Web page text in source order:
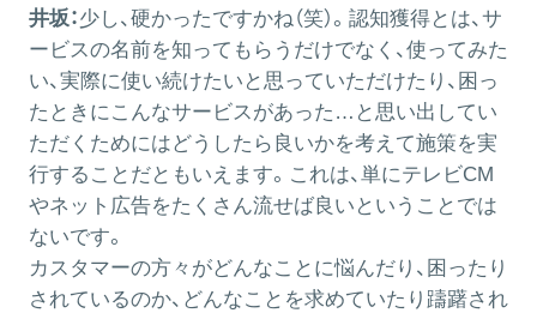
井坂：少し、硬かったですかね（笑）。認知獲得とは、サ
ービスの名前を知ってもらうだけでなく、使ってみた
い、実際に使い続けたいと思っていただけたり、困っ
たときにこんなサービスがあった…と思い出してい
ただくためにはどうしたら良いかを考えて施策を実
行することだともいえます。これは、単にテレビCM
やネット広告をたくさん流せば良いということでは
ないです。
カスタマーの方々がどんなことに悩んだり、困ったり
されているのか、どんなことを求めていたり躊躇され